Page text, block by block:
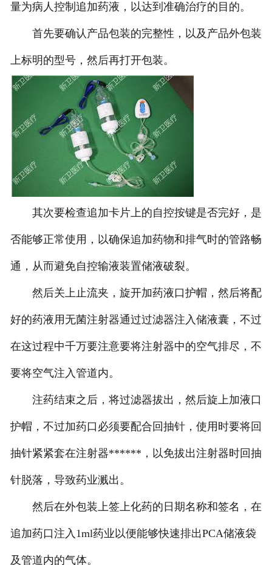
人才招聘
诚招代理
联系我们
量为病人控制追加药液，以达到准确治疗的目的。
首先要确认产品包装的完整性，以及产品外包装
上标明的型号，然后再打开包装。
其次要检查追加卡片上的自控按键是否完好，是
否能够正常使用，以确保追加药物和排气时的管路畅
通，从而避免自控输液装置储液破裂。
然后关上止流夹，旋开加药液口护帽，然后将配
好的药液用无菌注射器通过过滤器注入储液囊，不过
在这过程中千万要注意要将注射器中的空气排尽，不
要将空气注入管道内。
注药结束之后，将过滤器拔出，然后旋上加液口
护帽，不过加药口必须要配合回抽针，使用时要将回
抽针紧紧套在注射器******，以免拔出注射器时回抽
针脱落，导致药业溅出。
然后在外包装上签上化药的日期名称和签名，在
追加药口注入1ml药业以便能够快速排出PCA储液袋
及管道内的气体。